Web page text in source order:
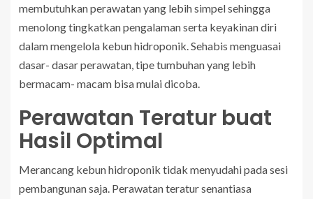
membutuhkan perawatan yang lebih simpel sehingga
menolong tingkatkan pengalaman serta keyakinan diri
dalam mengelola kebun hidroponik. Sehabis menguasai
dasar- dasar perawatan, tipe tumbuhan yang lebih
bermacam- macam bisa mulai dicoba.
Perawatan Teratur buat
Hasil Optimal
Merancang kebun hidroponik tidak menyudahi pada sesi
pembangunan saja. Perawatan teratur senantiasa